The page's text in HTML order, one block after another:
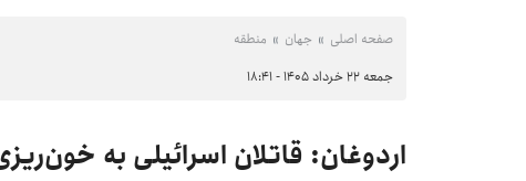
صفحه اصلی جهان منطقه
جمعه ۲۲ خرداد ۱۴۰۵ - ۱۸:۴۱
اردوغان: قاتلان اسرائیلی به